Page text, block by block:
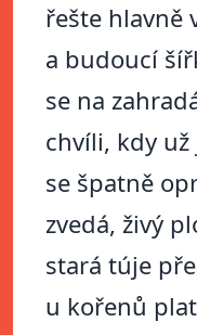
řešte hlavně
a budoucí
se na
chvíli, kdy
se špatně
zvedá, živý
stará túje
u kořenů